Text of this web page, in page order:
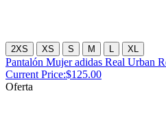
2XS XS S M XL
Pantalón Mujer adidas Real Urban
Current Price:$125.00
Oferta